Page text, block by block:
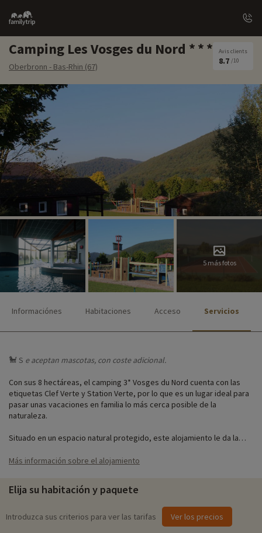
Family
trip
Camping Les Vosges du Nord
Oberbronn - Bas-Rhin (67)
Avis clients
8.7 /10
5 más fotos
Informaciónes Habitaciones Acceso Servicios
🐩 S e aceptan mascotas, con coste adicional.
Con sus 8 hectáreas, el camping 3* Vosges du Nord cuenta con las
etiquetas Clef Verte y Station Verte, por lo que es un lugar ideal para
pasar unas vacaciones en familia lo más cerca posible de la
naturaleza.
Situado en un espacio natural protegido, este alojamiento le da la
totalmente equipados con capacidad para 4 personas. Una piscina
Arraigada en la tradición alsaciana, la región de los Vosgos del Norte
está llena de placeres para todos los gustos: historia, deporte,
gastronomía, bienestar, cultura, sin olvidar sus excepcionales
Más información sobre el alojamiento
Elija su habitación y paquete
Introduzca sus criterios para ver las tarifas Ver los precios